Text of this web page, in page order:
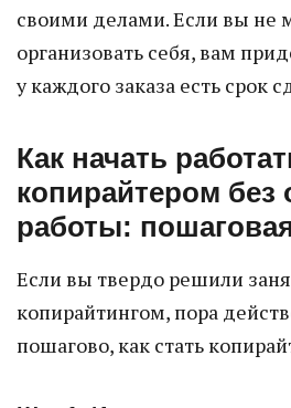
своими делами. Если вы не
организовать себя, вам
у каждого заказа есть срок
Как начать
копирайтером без
работы:
Если вы твердо решили
копирайтингом, пора
пошагово, как стать